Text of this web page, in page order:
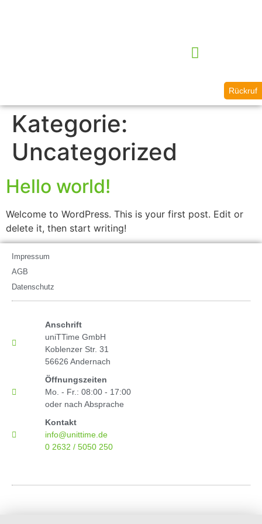
Rückruf
Kategorie:
Uncategorized
Hello world!
Welcome to WordPress. This is your first post. Edit or
delete it, then start writing!
Impressum
AGB
Datenschutz
Anschrift
uniTTime GmbH
Koblenzer Str. 31
56626 Andernach
Öffnungszeiten
Mo. - Fr.: 08:00 - 17:00
oder nach Absprache
Kontakt
info@unittime.de
0 2632 / 5050 250